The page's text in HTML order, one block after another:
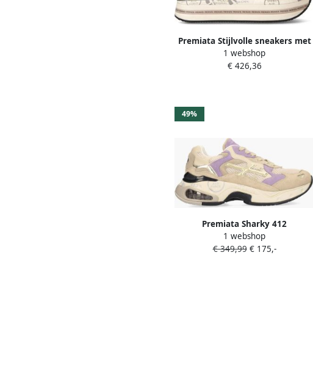
Premiata Stijlvolle sneakers met
krokodilleneffect voor dames
Beige Dames
1 webshop
€ 426,36
49%
Premiata Sharky 412
1 webshop
€ 349,99€ 175,-